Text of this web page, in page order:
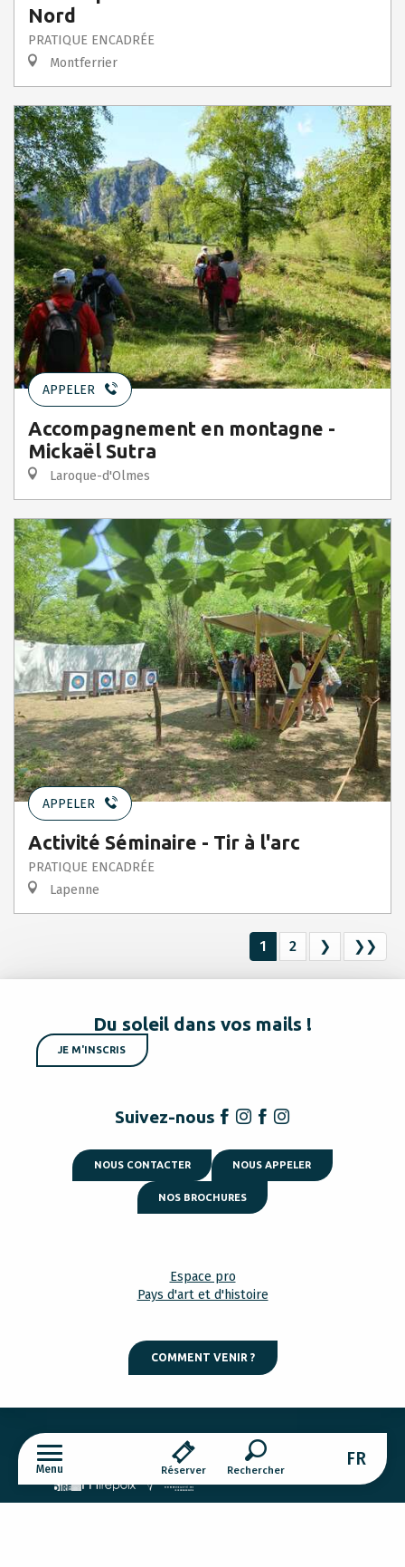
Menu Réserver
Recherche
FR
Nord
PRATIQUE ENCADRÉE
Montferrier
APPELER
Accompagnement en montagne -
Mickaël Sutra
Laroque-d'Olmes
APPELER
Activité Séminaire - Tir à l'arc
PRATIQUE ENCADRÉE
Lapenne
1 2 ❯ ❯❯
Du soleil dans vos mails !
JE M'INSCRIS
Suivez-nous
NOUS CONTACTER NOUS APPELER
NOS BROCHURES
Espace pro
Pays d'art et d'histoire
COMMENT VENIR ?
Mentions légales Gestion des cookies